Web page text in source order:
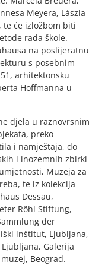
Meyera, Lászla
te će izložbom biti
rada škole.
na poslijeratnu
s posebnim
arhitektonsku
Hoffmanna u
djela u raznovrsnim
preko
i namještaja, do
i inozemnih zbirki
Muzeja za
te iz kolekcija
Dessau,
Röhl Stiftung,
der
inštitut, Ljubljana,
Galerija
Beograd.